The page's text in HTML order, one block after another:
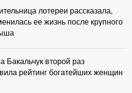
лотереи рассказала,
ее жизнь после крупного
Бакальчук второй раз
рейтинг богатейших женщин